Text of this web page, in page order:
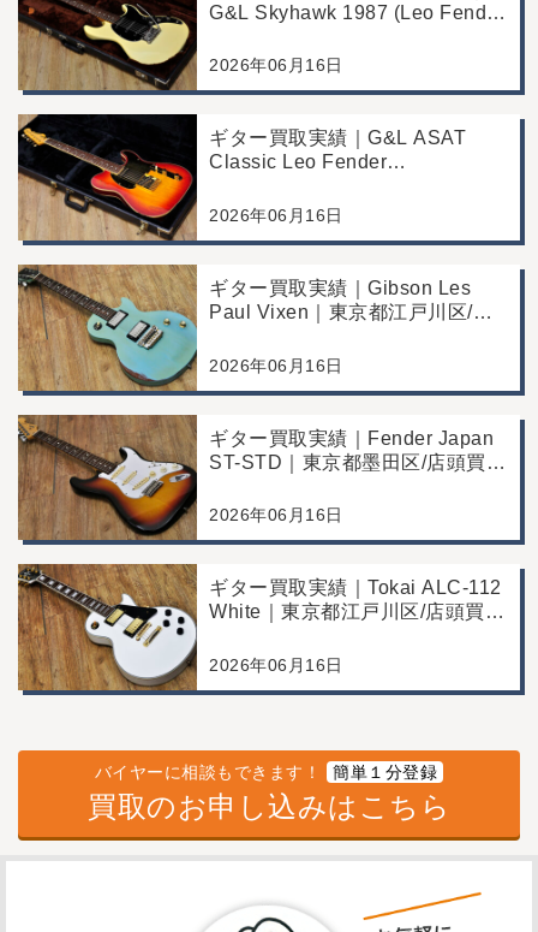
G&L Skyhawk 1987 (Leo Fender
川区/店頭買取/コンディション良
2026年06月16日
ギター買取実績｜G&L ASAT
Classic Leo Fender
江戸川区/店頭買取/コンディショ
2026年06月16日
ギター買取実績｜Gibson Les
Paul Vixen｜東京都江戸川区/店
例
2026年06月16日
ギター買取実績｜Fender Japan
ST-STD｜東京都墨田区/店頭買
2026年06月16日
ギター買取実績｜Tokai ALC-112
White｜東京都江戸川区/店頭買
2026年06月16日
バイヤーに相談もできます！ 簡単１分登録
買取のお申し込みはこちら